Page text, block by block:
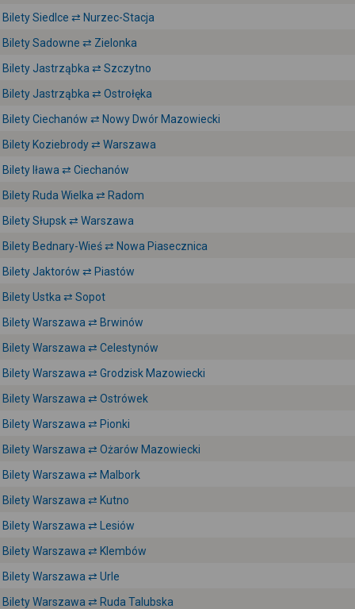
Bilety Siedlce ⇄ Nurzec-Stacja
Bilety Sadowne ⇄ Zielonka
Bilety Jastrząbka ⇄ Szczytno
Bilety Jastrząbka ⇄ Ostrołęka
Bilety Ciechanów ⇄ Nowy Dwór Mazowiecki
Bilety Koziebrody ⇄ Warszawa
Bilety Iława ⇄ Ciechanów
Bilety Ruda Wielka ⇄ Radom
Bilety Słupsk ⇄ Warszawa
Bilety Bednary-Wieś ⇄ Nowa Piasecznica
Bilety Jaktorów ⇄ Piastów
Bilety Ustka ⇄ Sopot
Bilety Warszawa ⇄ Brwinów
Bilety Warszawa ⇄ Celestynów
Bilety Warszawa ⇄ Grodzisk Mazowiecki
Bilety Warszawa ⇄ Ostrówek
Bilety Warszawa ⇄ Pionki
Bilety Warszawa ⇄ Ożarów Mazowiecki
Bilety Warszawa ⇄ Malbork
Bilety Warszawa ⇄ Kutno
Bilety Warszawa ⇄ Lesiów
Bilety Warszawa ⇄ Klembów
Bilety Warszawa ⇄ Urle
Bilety Warszawa ⇄ Ruda Talubska